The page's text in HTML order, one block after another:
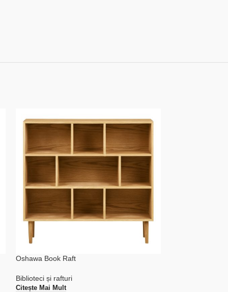
Oshawa Book Raft
Biblioteci și rafturi
Citește Mai Mult